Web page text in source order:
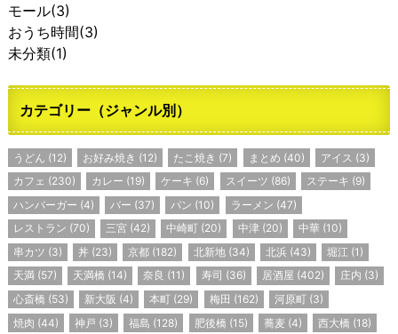
モール(3)
おうち時間(3)
未分類(1)
カテゴリー（ジャンル別）
うどん (12) お好み焼き (12) たこ焼き (7) まとめ (40) アイス (3)
カフェ (230) カレー (19) ケーキ (6) スイーツ (86) ステーキ (9)
ハンバーガー (4) バー (37) パン (10) ラーメン (47)
レストラン (70) 三宮 (42) 中崎町 (20) 中津(20) 中華(10)
串カツ (3) 丼 (23) 京都 (182) 北新地(34) 北浜(43) 堀江 (1)
天満 (57) 天満橋 (14) 奈良 (11) 寿司 (36) 居酒屋 (402) 庄内 (3)
心斎橋 (53) 新大阪 (4) 本町 (29) 梅田 (162) 河原町 (3)
焼肉 (44) 神戸 (3) 福島 (128) 肥後橋 (15) 蕎麦(4) 西大橋 (18)